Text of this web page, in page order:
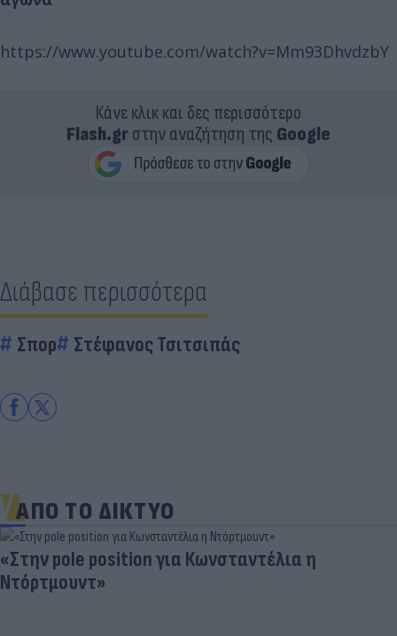
https://www.youtube.com/watch?v=Mm93DhvdzbY
Κάνε κλικ και δες περισσότερο
Flash.grστην αναζήτηση της Google
Διάβασε περισσότερα
Σπορ Στέφανος Τσιτσιπάς
ΑΠΟ ΤΟ ΔΙΚΤΥΟ
«Στην pole position για Κωνσταντέλια η
Ντόρτμουντ»